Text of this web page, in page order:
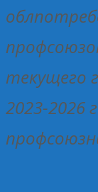
текущего
2023-2026